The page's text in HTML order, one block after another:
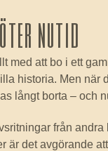
nutid
med att bo i ett
historia. Men när
långt borta – och
från
är det avgörande